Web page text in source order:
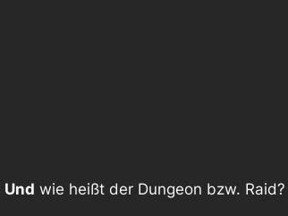
Und wie heißt der Dungeon bzw. Raid?